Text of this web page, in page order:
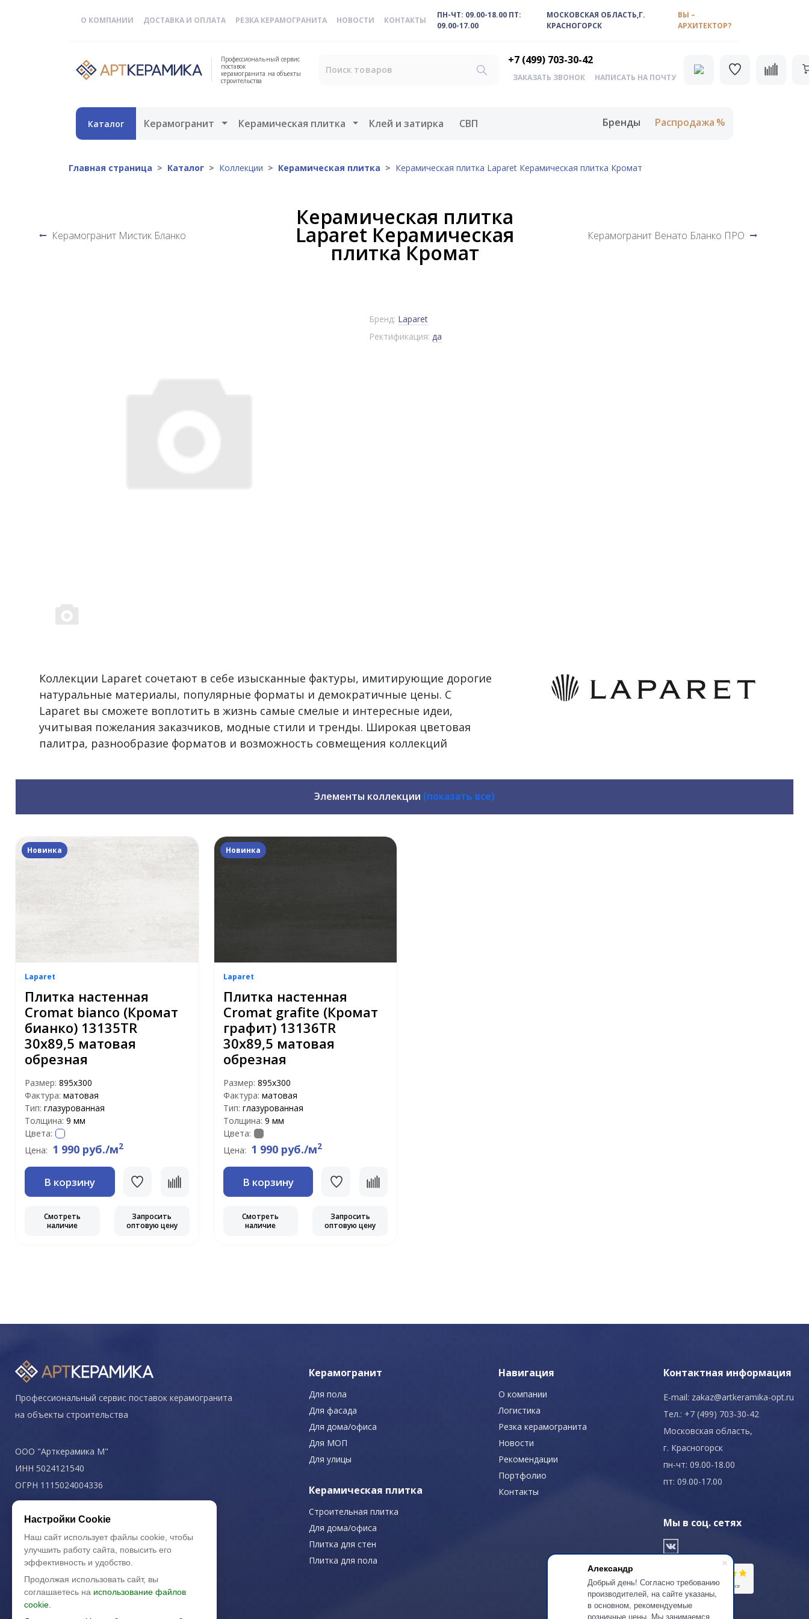
Александр
Добрый день! Согласно требованию
производителей, на сайте указаны,
в основном, рекомендуемые
розничные цены. Мы занимаемся
О КОМПАНИИ ДОСТАВКА И ОПЛАТА РЕЗКА КЕРАМОГРАНИТА НОВОСТИ КОНТАКТЫ
ПН-ЧТ: 09.00-18.00 ПТ:
09.00-17.00
МОСКОВСКАЯ ОБЛАСТЬ,Г.
КРАСНОГОРСК
ВЫ –
АРХИТЕКТОР?
Профессиональный сервис
поставок
керамогранита на объекты
строительства
+7 (499) 703-30-42
ЗАКАЗАТЬ ЗВОНОК НАПИСАТЬ НА ПОЧТУ
Каталог Керамогранит Открыть меню
Керамическая плитка Открыть меню
Клей и затирка СВП Бренды Распродажа
Главная страница Каталог Коллекции Керамическая плитка Керамическая плитка Laparet Керамическая плитка Кромат
Керамогранит Мистик Бланко
Керамическая плитка
Laparet Керамическая
плитка Кромат
Керамогранит Венато Бланко ПРО
Бренд: Laparet
Ректификация: да
Коллекции Laparet сочетают в себе изысканные фактуры, имитирующие дорогие
натуральные материалы, популярные форматы и демократичные цены. С
Laparet вы сможете воплотить в жизнь самые смелые и интересные идеи,
учитывая пожелания заказчиков, модные стили и тренды. Широкая цветовая
палитра, разнообразие форматов и возможность совмещения коллекций
Элементы коллекции (показать все)
Новинка
Laparet
Плитка настенная
Cromat bianco (Кромат
бианко) 13135TR
30x89,5 матовая
обрезная
Размер: 895x300
Фактура: матовая
Тип: глазурованная
Толщина: 9 мм
Цвета:
Цена: 1 990 руб./м2
В корзину
Смотреть
наличие
Запросить
оптовую цену
Новинка
Laparet
Плитка настенная
Cromat grafite (Кромат
графит) 13136TR
30x89,5 матовая
обрезная
Размер: 895x300
Фактура: матовая
Тип: глазурованная
Толщина: 9 мм
Цвета:
Цена: 1 990 руб./м2
В корзину
Смотреть
наличие
Запросить
оптовую цену
Профессиональный сервис поставок керамогранита
на объекты строительства
ООО "Арткерамика М"
ИНН 5024121540
ОГРН 1115024004336
Политика конфиденциальности
Керамогранит
Для пола
Для фасада
Для дома/офиса
Для МОП
Для улицы
Керамическая плитка
Строительная плитка
Для дома/офиса
Плитка для стен
Плитка для пола
Навигация
О компании
Логистика
Резка керамогранита
Новости
Рекомендации
Портфолио
Контакты
Контактная информация
E-mail: zakaz@artkeramika-opt.ru
Тел.: +7 (499) 703-30-42
Московская область,
г. Красногорск
пн-чт: 09.00-18.00
пт: 09.00-17.00
Мы в соц. сетях
Настройки Cookie
Наш сайт использует файлы cookie, чтобы
улучшить работу сайта, повысить его
эффективность и удобство.
Продолжая использовать сайт, вы
соглашаетесь на использование файлов
cookie.